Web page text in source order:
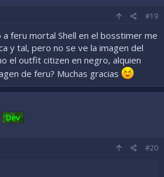
#19
a feru mortal Shell en el bosstimer me
y tal, pero no se ve la imagen del
el outfit citizen en negro, alquien
de feru? Muchas gracias
Dev
#20